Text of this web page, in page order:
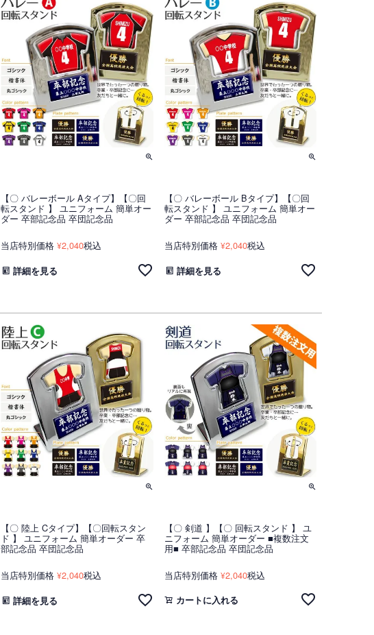
【〇 バレーボール Aタイプ】【〇回
転スタンド 】 ユニフォーム 簡単オー
ダー 卒部記念品 卒団記念品
当店特別価格 ¥2,040税込
詳細を見る
【〇 バレーボール Bタイプ】【〇回
転スタンド 】 ユニフォーム 簡単オー
ダー 卒部記念品 卒団記念品
当店特別価格 ¥2,040税込
詳細を見る
【〇 陸上 Cタイプ】【〇回転スタン
ド 】 ユニフォーム 簡単オーダー 卒
部記念品 卒団記念品
当店特別価格 ¥2,040税込
詳細を見る
【〇 剣道 】【〇 回転スタンド 】 ユ
ニフォーム 簡単オーダー ■複数注文
用■ 卒部記念品 卒団記念品
当店特別価格 ¥2,040税込
カートに入れる